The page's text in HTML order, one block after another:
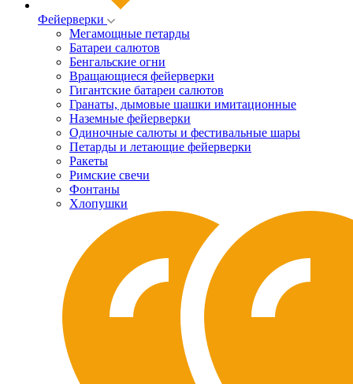
Фейерверки
Мегамощные петарды
Батареи салютов
Бенгальские огни
Вращающиеся фейерверки
Гигантские батареи салютов
Гранаты, дымовые шашки имитационные
Наземные фейерверки
Одиночные салюты и фестивальные шары
Петарды и летающие фейерверки
Ракеты
Римские свечи
Фонтаны
Хлопушки